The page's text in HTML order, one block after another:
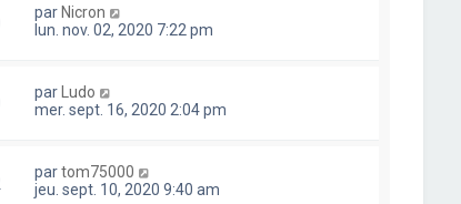
par Nicron
lun. nov. 02, 2020 7:22 pm
par
Ludo
mer. sept. 16, 2020 2:04 pm
partom75000
jeu. sept. 10, 2020 9:40 am